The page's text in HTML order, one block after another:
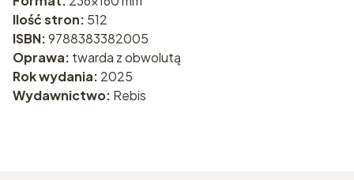
Ilość stron: 512
ISBN:9788383382005
Oprawa: twarda z obwolutą
Rok wydania: 2025
Wydawnictwo: Rebis